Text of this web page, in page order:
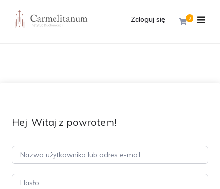
0
Zaloguj się
Hej! Witaj z powrotem!